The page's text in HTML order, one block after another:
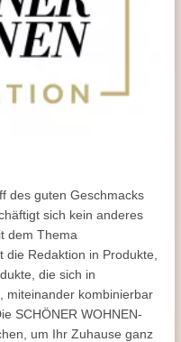
des guten Geschmacks
sich kein anderes
dem Thema
Redaktion in Produkte,
die sich in
miteinander kombinierbar
SCHÖNER WOHNEN-
um Ihr Zuhause ganz